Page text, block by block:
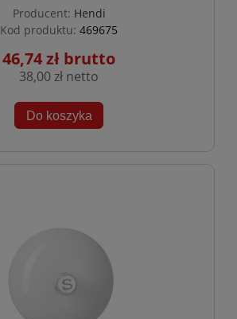
Producent: Hendi
Kod produktu: 469675
46,74 zł
38,00 zł
Do koszyka